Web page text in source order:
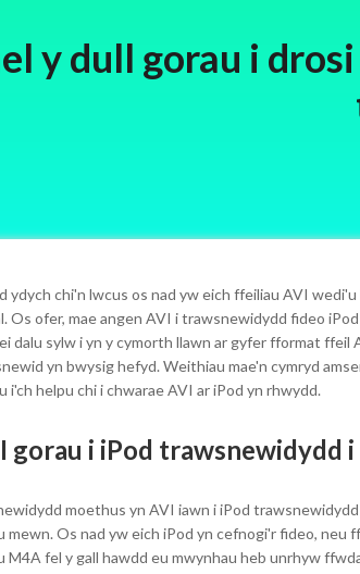
y dull gorau i
ydych chi'n lwcus os nad yw eich ffeiliau AVI
Os ofer, mae angen AVI i trawsnewidydd fideo
dalu sylw i yn y cymorth llawn ar gyfer fformat
yn bwysig hefyd. Weithiau mae'n cymryd
helpu chi i chwarae AVI ar iPod yn rhwydd.
gorau i iPod trawsnewidydd
moethus yn AVI iawn i iPod
Os nad yw eich iPod yn cefnogi'r fideo, neu
M4A fel y gall hawdd eu mwynhau heb unrhyw